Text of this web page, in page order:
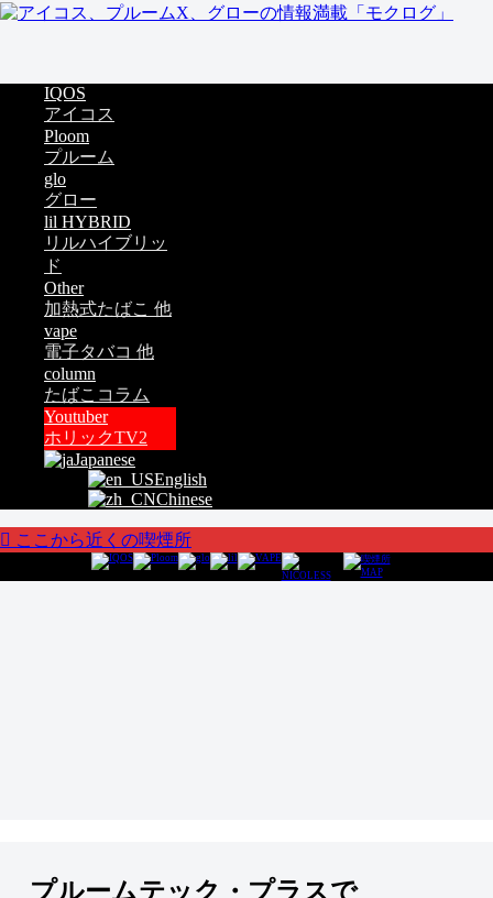
IQOS
アイコス
Ploom
プルーム
glo
グロー
lil HYBRID
リルハイブリッ
ド
Other
加熱式たばこ 他
vape
電子タバコ 他
column
たばこコラム
Youtuber
ホリックTV2
Japanese
English
Chinese
ここから近くの喫煙所
プルームテック・プラスで